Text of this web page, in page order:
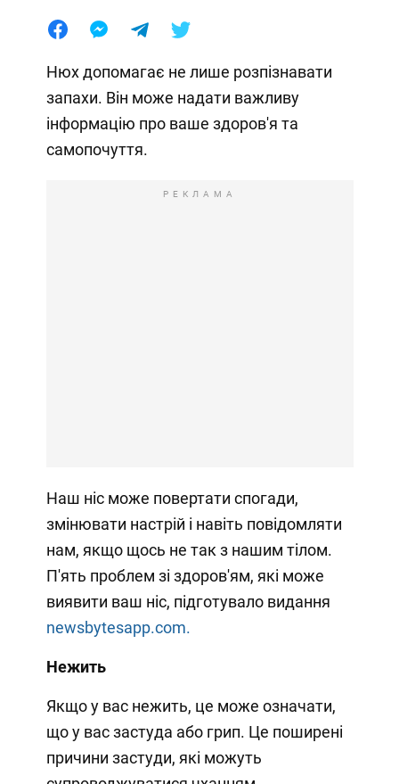
Нюх допомагає не лише розпізнавати
запахи. Він може надати важливу
інформацію про ваше здоров'я та
самопочуття.
РЕКЛАМА
Наш ніс може повертати спогади,
змінювати настрій і навіть повідомляти
нам, якщо щось не так з нашим тілом.
П'ять проблем зі здоров'ям, які може
виявити ваш ніс, підготувало видання
newsbytesapp.com.
Нежить
Якщо у вас нежить, це може означати,
що у вас застуда або грип. Це поширені
причини застуди, які можуть